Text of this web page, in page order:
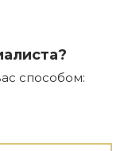
способом: